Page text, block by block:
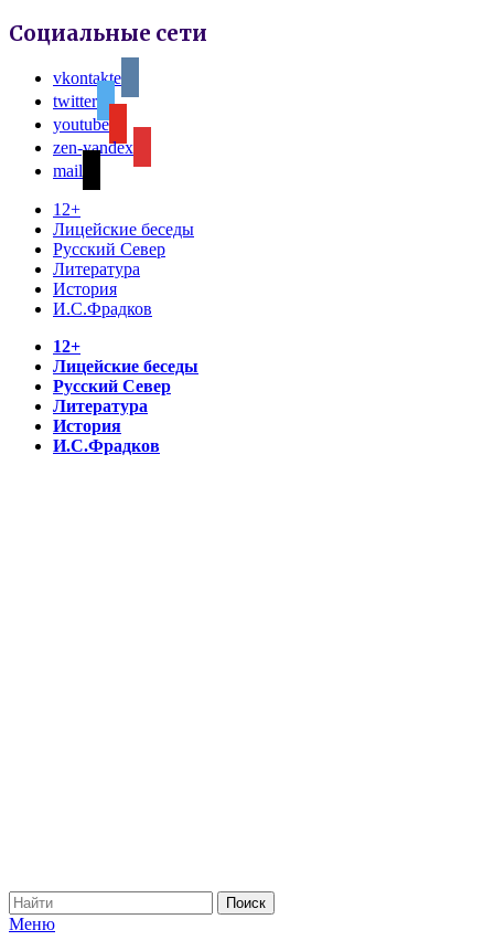
Социальные сети
vkontakte
twitter
youtube
zen-yandex
mail
12+
Лицейские беседы
Русский Север
Литература
История
И.С.Фрадков
12+
Лицейские беседы
Русский Север
Литература
История
И.С.Фрадков
Меню